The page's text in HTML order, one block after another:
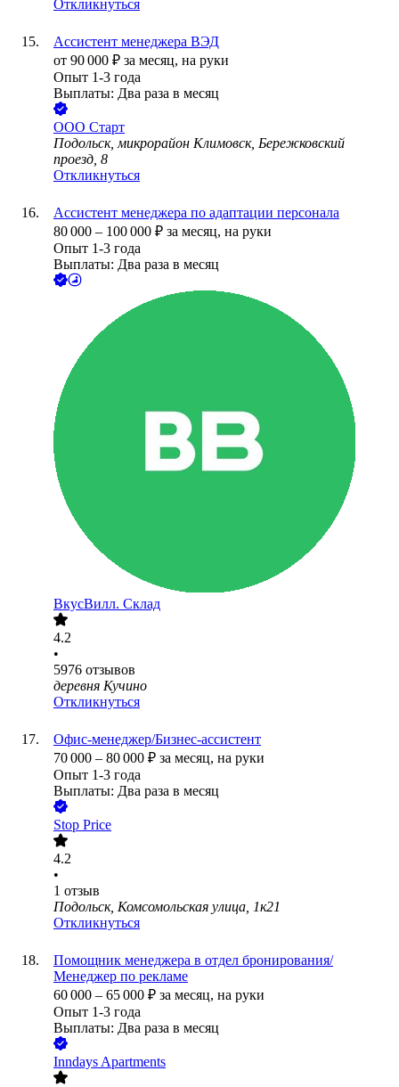
Откликнуться
Ассистент менеджера ВЭД
от 90 000 ₽ за месяц, на руки
Опыт 1-3 года
Выплаты: Два раза в месяц
ООО Старт
Подольск, микрорайон Климовск, Бережковский
проезд, 8
Откликнуться
Ассистент менеджера по адаптации персонала
80 000 – 100 000 ₽ за месяц, на руки
Опыт 1-3 года
Выплаты: Два раза в месяц
ВкусВилл. Склад
4.2
•
5976 отзывов
деревня Кучино
Откликнуться
Офис-менеджер/Бизнес-ассистент
70 000 – 80 000 ₽ за месяц, на руки
Опыт 1-3 года
Выплаты: Два раза в месяц
Stop Price
4.2
•
1 отзыв
Подольск, Комсомольская улица, 1к21
Откликнуться
Помощник менеджера в отдел бронирования/
Менеджер по рекламе
60 000 – 65 000 ₽ за месяц, на руки
Опыт 1-3 года
Выплаты: Два раза в месяц
Inndays Apartments